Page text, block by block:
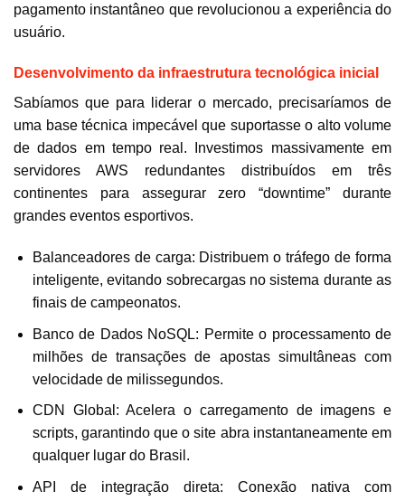
pagamento instantâneo que revolucionou a experiência do
usuário.
Desenvolvimento da infraestrutura tecnológica inicial
Sabíamos que para liderar o mercado, precisaríamos de
uma base técnica impecável que suportasse o alto volume
de dados em tempo real. Investimos massivamente em
servidores AWS redundantes distribuídos em três
continentes para assegurar zero “downtime” durante
grandes eventos esportivos.
Balanceadores de carga: Distribuem o tráfego de forma
inteligente, evitando sobrecargas no sistema durante as
finais de campeonatos.
Banco de Dados NoSQL: Permite o processamento de
milhões de transações de apostas simultâneas com
velocidade de milissegundos.
CDN Global: Acelera o carregamento de imagens e
scripts, garantindo que o site abra instantaneamente em
qualquer lugar do Brasil.
API de integração direta: Conexão nativa com